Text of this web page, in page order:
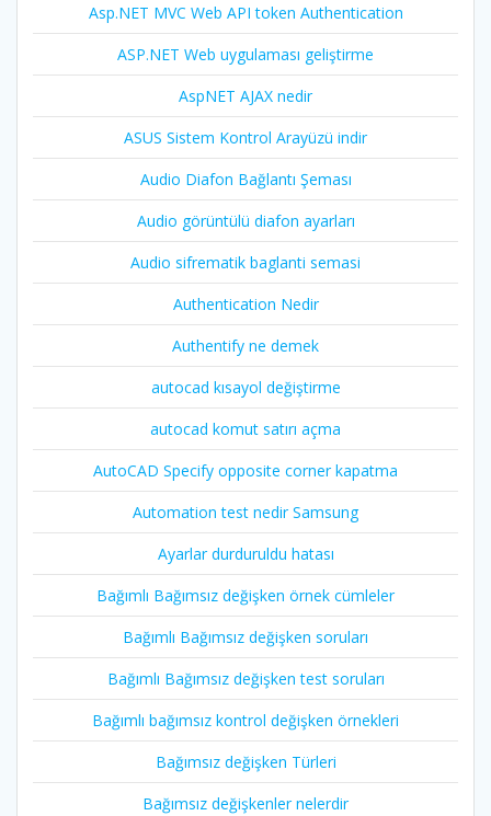
Asp.NET MVC Web API token Authentication
ASP.NET Web uygulaması geliştirme
AspNET AJAX nedir
ASUS Sistem Kontrol Arayüzü indir
Audio Diafon Bağlantı Şeması
Audio görüntülü diafon ayarları
Audio sifrematik baglanti semasi
Authentication Nedir
Authentify ne demek
autocad kısayol değiştirme
autocad komut satırı açma
AutoCAD Specify opposite corner kapatma
Automation test nedir Samsung
Ayarlar durduruldu hatası
Bağımlı Bağımsız değişken örnek cümleler
Bağımlı Bağımsız değişken soruları
Bağımlı Bağımsız değişken test soruları
Bağımlı bağımsız kontrol değişken örnekleri
Bağımsız değişken Türleri
Bağımsız değişkenler nelerdir